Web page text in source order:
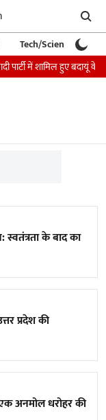
Tech/Science
पार्टी में शामिल हुए बदायूं के
के बाद का
प्रदेश की
अनमोल धरोहर की